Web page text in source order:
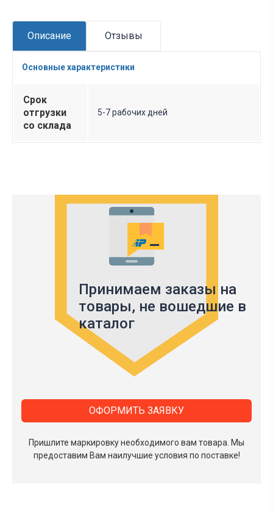
Описание Отзывы
Основные характеристики
Срок
отгрузки
со склада
5-7 рабочих дней
Принимаем заказы на
товары, не вошедшие в
каталог
Пришлите маркировку необходимого вам товара. Мы
предоставим Вам наилучшие условия по поставке!
ОФОРМИТЬ ЗАЯВКУ